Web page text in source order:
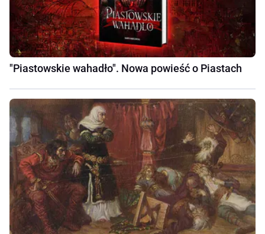
"Piastowskie wahadło". Nowa powieść o Piastach